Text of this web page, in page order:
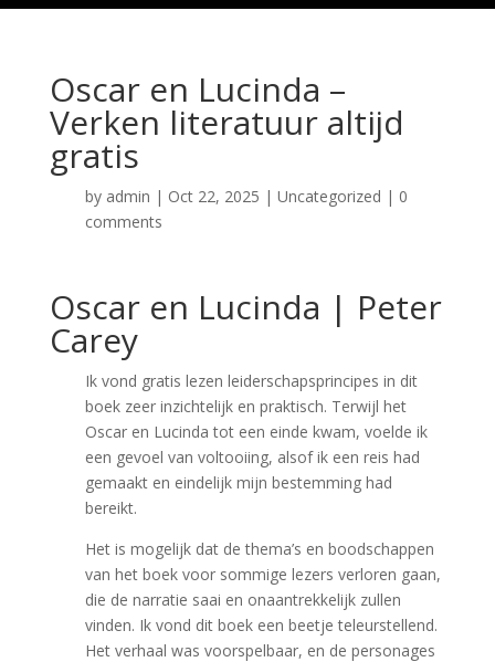
Oscar en Lucinda –
Verken literatuur altijd
gratis
by admin | Oct 22, 2025 | Uncategorized | 0
comments
Oscar en Lucinda | Peter
Carey
Ik vond gratis lezen leiderschapsprincipes in dit
boek zeer inzichtelijk en praktisch. Terwijl het
Oscar en Lucinda tot een einde kwam, voelde ik
een gevoel van voltooiing, alsof ik een reis had
gemaakt en eindelijk mijn bestemming had
bereikt.
Het is mogelijk dat de thema’s en boodschappen
van het boek voor sommige lezers verloren gaan,
die de narratie saai en onaantrekkelijk zullen
vinden. Ik vond dit boek een beetje teleurstellend.
Het verhaal was voorspelbaar, en de personages